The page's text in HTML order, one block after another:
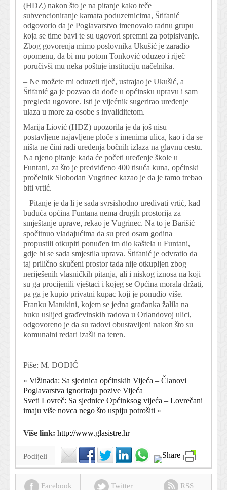
(HDZ) nakon što je na pitanje kako teče
subvencioniranje kamata poduzetnicima, Štifanić
odgovorio da je Poglavarstvo imenovalo radnu grupu
koja se time bavi te su ugovori spremni za potpisivanje.
Zbog govorenja mimo poslovnika Ukušić je zaradio
opomenu, da bi mu potom Tonković oduzeo i riječ
poručivši mu neka poštuje instituciju načelnika.
– Ne možete mi oduzeti riječ, ustrajao je Ukušić, a
Štifanić ga je pozvao da dođe u općinsku upravu i sam
pregleda ugovore. Isti je vijećnik sugerirao uređenje
ulaza u more za osobe s invaliditetom.
Marija Liović (HDZ) upozorila je da još nisu
postavljene najavljene ploče s imenima ulica, kao i da se
ništa ne čini radi uređenja bočnih izlaza na glavnu cestu.
Na njeno pitanje kada će početi uređenje škole u
Funtani, za što je predviđeno 400 tisuća kuna, općinski
pročelnik Slobodan Vugrinec kazao je da je tamo trebao
biti vrtić.
– Pitanje je da li je sada svrsishodno uređivati vrtić, kad
buduća općina Funtana nema drugih prostorija za
smještanje uprave, rekao je Vugrinec. Na to je Barišić
spočitnuo vladajućima da su pred osam godina
propustili otkupiti ponuđen im dio kaštela u Funtani,
gdje bi se sada smjestila uprava. Štifanić je odvratio da
taj prilično skučeni prostor tada nije otkupljen zbog
neriješenih vlasničkih pitanja, ali i niskog iznosa na koji
su ga procijenili vještaci i kojeg se Općina morala držati,
pa ga je kupio privatni kupac koji je ponudio više.
Franku Matukini, kojem se jedna građanka žalila na
buku uslijed građevinskih radova u Orlandovoj ulici,
odgovoreno je da su radovi obustavljeni nakon što su
komunalni redari izašli na teren.
Piše: M. DODIĆ
« Vižinada: Sa sjednica općinskih Vijeća – Članovi
Poglavarstva ignoriraju pozive Vijeća
Sveti Lovreč: Sa sjednice Općinksog vijeća – Lovrečani
imaju više novca nego što uspiju potrošiti »
Više link: http://www.glasistre.hr
Podijeli
Facebook Twitter RSS